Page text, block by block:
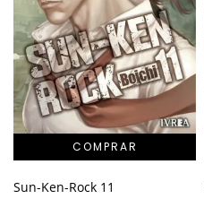
Sun-Ken-Rock 11